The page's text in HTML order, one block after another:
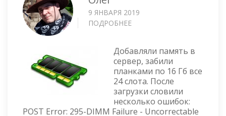
9 ЯНВАРЯ 2019
ПОДРОБНЕЕ
—
HPE
PROLIANT
SERVER
Добавляли память в
сервер, забили
планками по 16 Гб все
24 слота. После
загрузки словили
несколько ошибок:
POST Error: 295-DIMM Failure - Uncorrectable